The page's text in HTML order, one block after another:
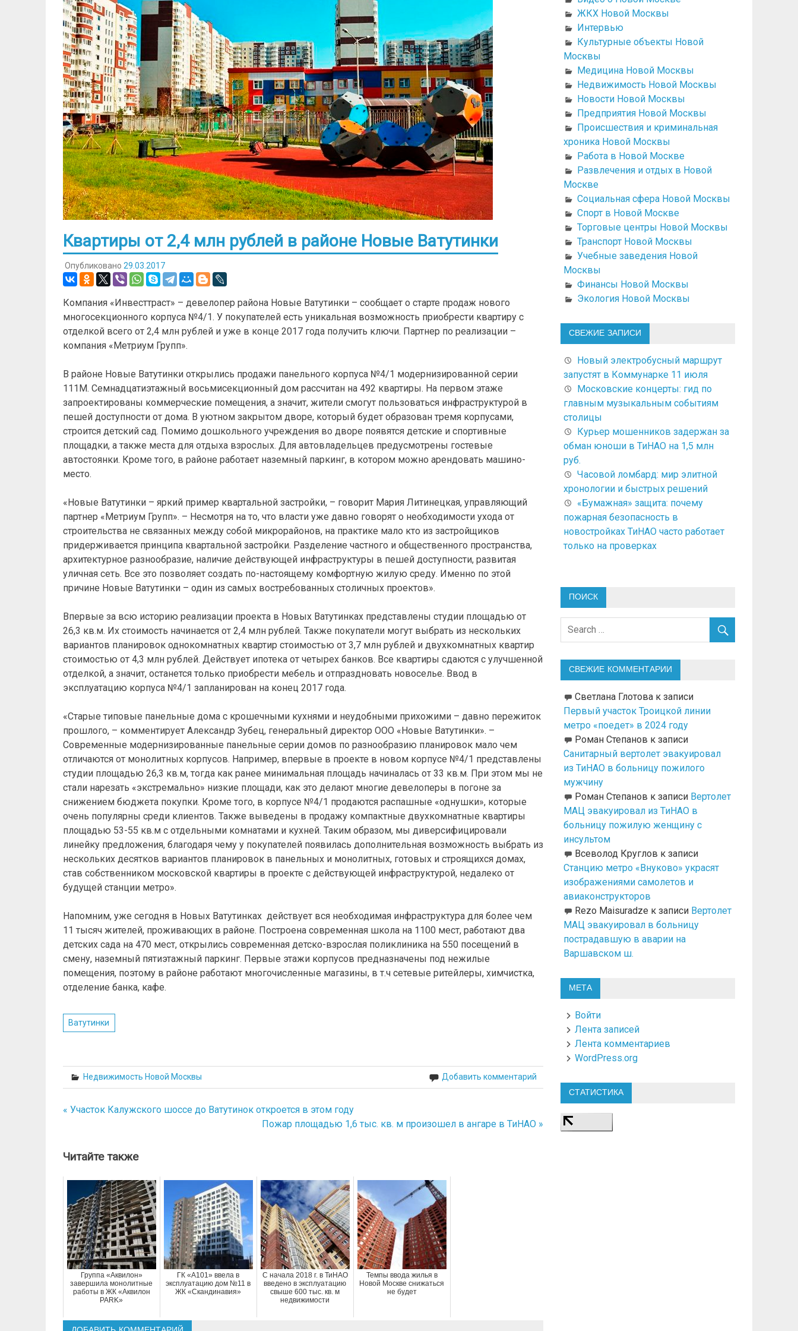
Квартиры от 2,4 млн рублей в районе Новые Ватутинки
Опубликовано 29.03.2017
Компания «Инвесттраст» – девелопер района Новые Ватутинки – сообщает о старте продаж нового
многосекционного корпуса №4/1. У покупателей есть уникальная возможность приобрести квартиру с
отделкой всего от 2,4 млн рублей и уже в конце 2017 года получить ключи. Партнер по реализации –
компания «Метриум Групп».
В районе Новые Ватутинки открылись продажи панельного корпуса №4/1 модернизированной серии
111М. Семнадцатиэтажный восьмисекционный дом рассчитан на 492 квартиры. На первом этаже
запроектированы коммерческие помещения, а значит, жители смогут пользоваться инфраструктурой в
пешей доступности от дома. В уютном закрытом дворе, который будет образован тремя корпусами,
строится детский сад. Помимо дошкольного учреждения во дворе появятся детские и спортивные
площадки, а также места для отдыха взрослых. Для автовладельцев предусмотрены гостевые
автостоянки. Кроме того, в районе работает наземный паркинг, в котором можно арендовать машино-
место.
«Новые Ватутинки – яркий пример квартальной застройки, – говорит Мария Литинецкая, управляющий
партнер «Метриум Групп». – Несмотря на то, что власти уже давно говорят о необходимости ухода от
строительства не связанных между собой микрорайонов, на практике мало кто из застройщиков
придерживается принципа квартальной застройки. Разделение частного и общественного пространства,
архитектурное разнообразие, наличие действующей инфраструктуры в пешей доступности, развитая
уличная сеть. Все это позволяет создать по-настоящему комфортную жилую среду. Именно по этой
причине Новые Ватутинки – один из самых востребованных столичных проектов».
Впервые за всю историю реализации проекта в Новых Ватутинках представлены студии площадью от
26,3 кв.м. Их стоимость начинается от 2,4 млн рублей. Также покупатели могут выбрать из нескольких
вариантов планировок однокомнатных квартир стоимостью от 3,7 млн рублей и двухкомнатных квартир
стоимостью от 4,3 млн рублей. Действует ипотека от четырех банков. Все квартиры сдаются с улучшенной
отделкой, а значит, останется только приобрести мебель и отпраздновать новоселье. Ввод в
эксплуатацию корпуса №4/1 запланирован на конец 2017 года.
«Старые типовые панельные дома с крошечными кухнями и неудобными прихожими – давно пережиток
прошлого, – комментирует Александр Зубец, генеральный директор ООО «Новые Ватутинки». –
Современные модернизированные панельные серии домов по разнообразию планировок мало чем
отличаются от монолитных корпусов. Например, впервые в проекте в новом корпусе №4/1 представлены
студии площадью 26,3 кв.м, тогда как ранее минимальная площадь начиналась от 33 кв.м. При этом мы не
стали нарезать «экстремально» низкие площади, как это делают многие девелоперы в погоне за
снижением бюджета покупки. Кроме того, в корпусе №4/1 продаются распашные «однушки», которые
очень популярны среди клиентов. Также выведены в продажу компактные двухкомнатные квартиры
площадью 53-55 кв.м с отдельными комнатами и кухней. Таким образом, мы диверсифицировали
линейку предложения, благодаря чему у покупателей появилась дополнительная возможность выбрать из
нескольких десятков вариантов планировок в панельных и монолитных, готовых и строящихся домах,
став собственником московской квартиры в проекте с действующей инфраструктурой, недалеко от
будущей станции метро».
Напомним, уже сегодня в Новых Ватутинках действует вся необходимая инфраструктура для более чем
11 тысяч жителей, проживающих в районе. Построена современная школа на 1100 мест, работают два
детских сада на 470 мест, открылись современная детско-взрослая поликлиника на 550 посещений в
смену, наземный пятиэтажный паркинг. Первые этажи корпусов предназначены под нежилые
помещения, поэтому в районе работают многочисленные магазины, в т.ч сетевые ритейлеры, химчистка,
отделение банка, кафе.
Ватутинки
Недвижимость Новой Москвы Добавить комментарий
Навигация
записям
« Участок Калужского шоссе до Ватутинок откроется в этом году
Пожар площадью 1,6 тыс. кв. м произошел в ангаре в ТиНАО »
Читайте также
Группа «Аквилон»
завершила монолитные
работы в ЖК «Аквилон
PARK»
ГК «А101» ввела в
эксплуатацию дом №11 в
ЖК «Скандинавия»
С начала 2018 г. в ТиНАО
введено в эксплуатацию
свыше 600 тыс. кв. м
недвижимости
Темпы ввода жилья в
Новой Москве снижаться
не будет
ЖКХ Новой Москвы
Интервью
Культурные объекты Новой
Москвы
Медицина Новой Москвы
Недвижимость Новой Москвы
Новости Новой Москвы
Предприятия Новой Москвы
Происшествия и криминальная
хроника Новой Москвы
Работа в Новой Москве
Развлечения и отдых в Новой
Москве
Социальная сфера Новой Москвы
Спорт в Новой Москве
Торговые центры Новой Москвы
Транспорт Новой Москвы
Учебные заведения Новой
Москвы
Финансы Новой Москвы
Экология Новой Москвы
СВЕЖИЕ ЗАПИСИ
Новый электробусный маршрут
запустят в Коммунарке 11 июля
Московские концерты: гид по
главным музыкальным событиям
столицы
Курьер мошенников задержан за
обман юноши в ТиНАО на 1,5 млн
руб.
Часовой ломбард: мир элитной
хронологии и быстрых решений
«Бумажная» защита: почему
пожарная безопасность в
новостройках ТиНАО часто работает
только на проверках
ПОИСК
СВЕЖИЕ КОММЕНТАРИИ
Светлана Глотовак записи
Первый участок Троицкой линии
метро «поедет» в 2024 году
Роман Степанов к записи
Санитарный вертолет эвакуировал
из ТиНАО в больницу пожилого
мужчину
Роман Степанов к записи Вертолет
МАЦ эвакуировал из ТиНАО в
больницу пожилую женщину с
инсультом
Всеволод Круглов к записи
Станцию метро «Внуково» украсят
изображениями самолетов и
авиаконструкторов
Rezo Maisuradze к записи Вертолет
МАЦ эвакуировал в больницу
пострадавшую в аварии на
Варшавском ш.
МЕТА
Войти
Лента записей
Лента комментариев
WordPress.org
СТАТИСТИКА